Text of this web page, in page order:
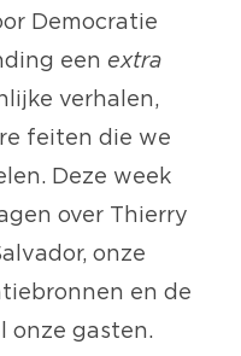
Democratie
een extra
verhalen,
feiten die we
Deze week
over Thierry
onze
en de
onze gasten.